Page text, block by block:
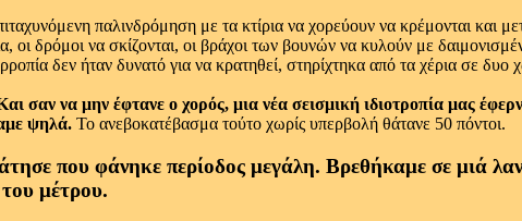
παλινδρόμηση με τα κτίρια να χορεύουν να κρέμονται και
οι δρόμοι να σκίζονται, οι βράχοι των βουνών να κυλούν με
δεν ήταν δυνατό για να κρατηθεί, στηρίχτηκα από τα χέρια σε
σαν να μην έφτανε ο χορός, μια νέα σεισμική ιδιοτροπία μας
ψηλά. Το ανεβοκατέβασμα τούτο χωρίς υπερβολή θάτανε 50 πόντοι.
που φάνηκε περίοδος μεγάλη. Βρεθήκαμε σε μιά
μέτρου.